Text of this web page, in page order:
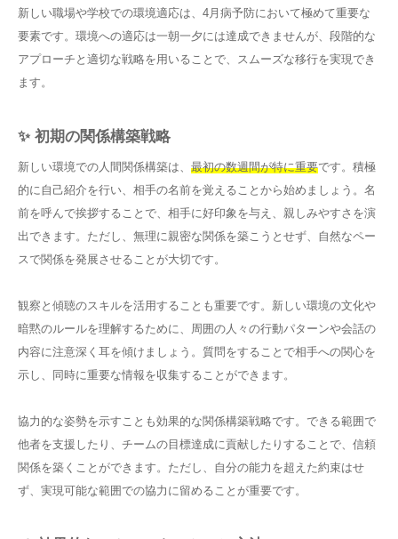
新しい職場や学校での環境適応は、4月病予防において極めて重要な
要素です。環境への適応は一朝一夕には達成できませんが、段階的な
アプローチと適切な戦略を用いることで、スムーズな移行を実現でき
ます。
✨ 初期の関係構築戦略
新しい環境での人間関係構築は、 最初の数週間が特に重要です。積極
的に自己紹介を行い、相手の名前を覚えることから始めましょう。名
前を呼んで挨拶することで、相手に好印象を与え、親しみやすさを演
出できます。ただし、無理に親密な関係を築こうとせず、自然なペー
スで関係を発展させることが大切です。
観察と傾聴のスキルを活用することも重要です。新しい環境の文化や
暗黙のルールを理解するために、周囲の人々の行動パターンや会話の
内容に注意深く耳を傾けましょう。質問をすることで相手への関心を
示し、同時に重要な情報を収集することができます。
協力的な姿勢を示すことも効果的な関係構築戦略です。できる範囲で
他者を支援したり、チームの目標達成に貢献したりすることで、信頼
関係を築くことができます。ただし、自分の能力を超えた約束はせ
ず、実現可能な範囲での協力に留めることが重要です。